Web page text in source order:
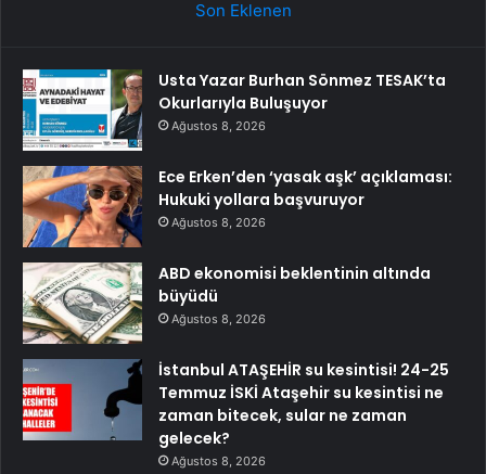
Son Eklenen
Usta Yazar Burhan Sönmez TESAK’ta
Okurlarıyla Buluşuyor
Ağustos 8, 2026
Ece Erken’den ‘yasak aşk’ açıklaması:
Hukuki yollara başvuruyor
Ağustos 8, 2026
ABD ekonomisi beklentinin altında
büyüdü
Ağustos 8, 2026
İstanbul ATAŞEHİR su kesintisi! 24-25
Temmuz İSKİ Ataşehir su kesintisi ne
zaman bitecek, sular ne zaman
gelecek?
Ağustos 8, 2026